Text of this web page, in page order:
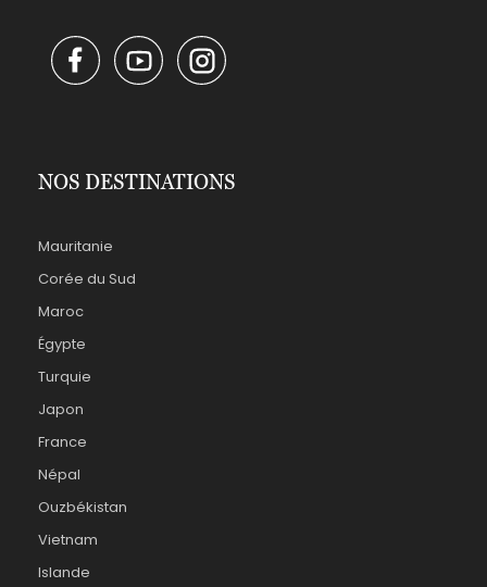
NOS DESTINATIONS
Mauritanie
Corée du Sud
Maroc
Égypte
Turquie
Japon
France
Népal
Ouzbékistan
Vietnam
Islande